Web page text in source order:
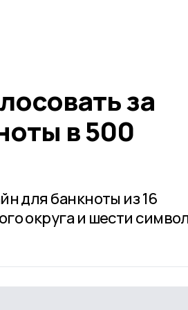
за
в 500
для банкноты из 16
округа и шести